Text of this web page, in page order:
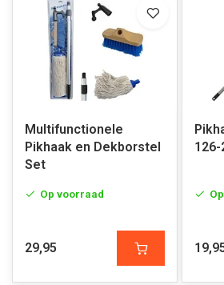
Multifunctionele
Pikhaak en Dekborstel
Set
Op voorraad
29,95